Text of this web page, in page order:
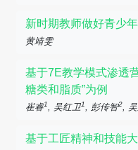
新时期教师做好青少
黄靖雯
基于7E教学模式渗透
糖类和脂质”为例
崔睿1, 吴红卫1, 彭传智2,
基于工匠精神和技能